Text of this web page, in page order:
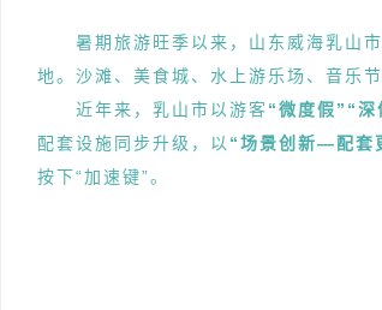
暑期旅游旺季以来，山东威海乳山
地。沙滩、美食城、水上游乐场、音乐
近年来，乳山市以游客“微度假”“深
配套设施同步升级，以 “场景创新—配套
按下“加速键”。